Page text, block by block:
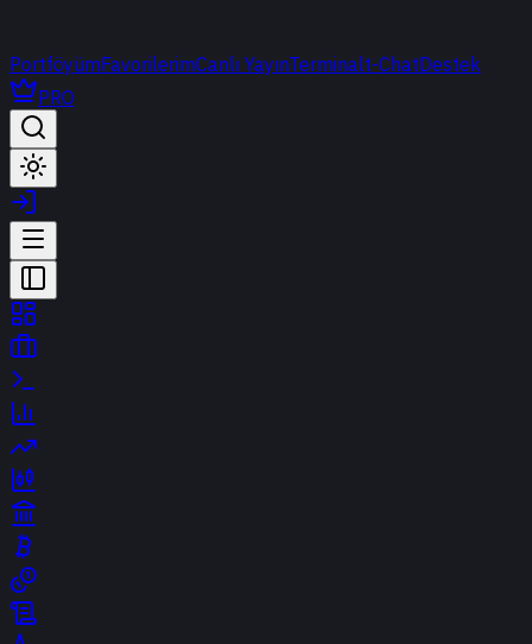
PortföyümFavorilerimCanlı YayınTerminalt-ChatDestek
PRO